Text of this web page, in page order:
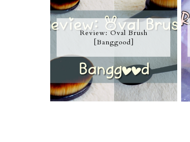
Review: Oval Brush
[Banggood]